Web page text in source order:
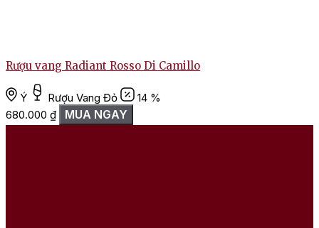
Rượu vang Radiant Rosso Di Camillo
Ý Rượu Vang Đỏ
14 %
680.000 ₫ MUA NGAY